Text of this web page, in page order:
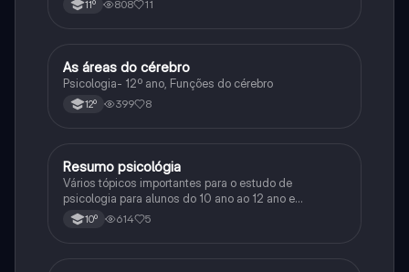
11º 808 11
Psicologia
As áreas do cérebro
Psicologia- 12º ano, Funções do cérebro
12º 399 8
Psicologia
Resumo psicológia
Vários tópicos importantes para o estudo de
psicologia para alunos do 10 ano ao 12 ano e
universidade
10º 614 5